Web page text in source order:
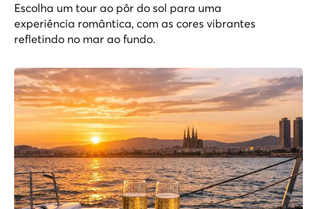
Escolha um tour ao pôr do sol para uma
experiência romântica, com as cores vibrantes
refletindo no mar ao fundo.